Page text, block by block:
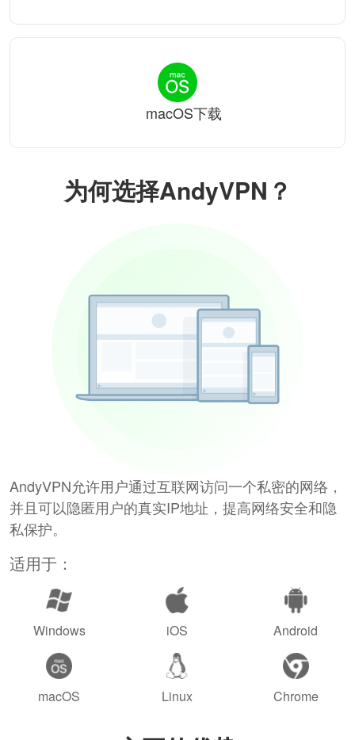
为何选择AndyVPN？
AndyVPN允许用户通过互联网访问一个私密的网络，
并且可以隐匿用户的真实IP地址，提高网络安全和隐
私保护。
适用于：
Windows iOS Android
macOS Linux Chrome
macOS下载